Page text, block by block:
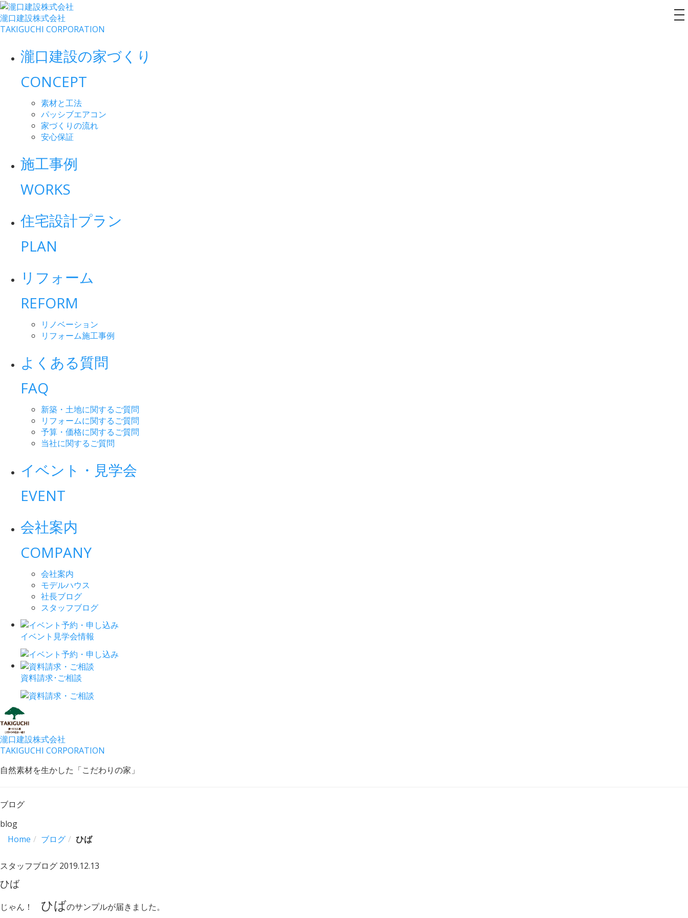
瀧口建設株式会社
TAKIGUCHI CORPORATION
瀧口建設の家づくり
CONCEPT
素材と工法
パッシブエアコン
家づくりの流れ
安心保証
施工事例
WORKS
住宅設計プラン
PLAN
リフォーム
REFORM
リノベーション
リフォーム施工事例
よくある質問
FAQ
新築・土地に関するご質問
リフォームに関するご質問
予算・価格に関するご質問
当社に関するご質問
イベント・見学会
EVENT
会社案内
COMPANY
会社案内
モデルハウス
社長ブログ
スタッフブログ
イベント見学会情報
資料請求･ご相談
瀧口建設株式会社
TAKIGUCHI CORPORATION
自然素材を生かした「こだわりの家」
ブログ
blog
Home
ブログ ひば
スタッフブログ 2019.12.13
ひば
じゃん！ ひばのサンプルが届きました。